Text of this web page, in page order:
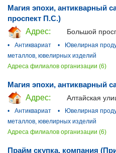
Магия эпохи, антикварный
проспект П.С.)
Адрес:
Большой
•
Антиквариат • Ювелирная
металлов, ювелирных изделий
Адреса филиалов организации (6)
Магия эпохи, антикварный
Адрес:
Алтайская
•
Антиквариат • Ювелирная
металлов, ювелирных изделий
Адреса филиалов организации (6)
Прайм скупка, компания